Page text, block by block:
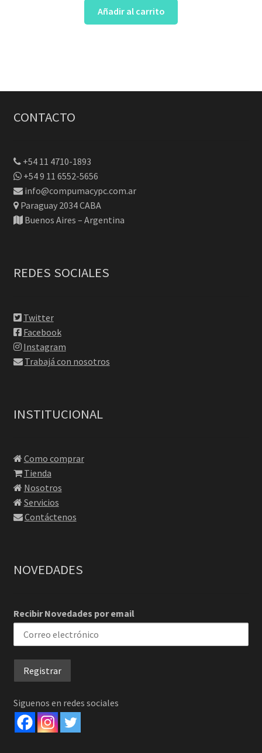
Añadir al carrito
CONTACTO
+54 11 4710-1893
+54 9 11 6552-5656
info@compumacypc.com.ar
Paraguay 2034 CABA
Buenos Aires – Argentina
REDES SOCIALES
Twitter
Facebook
Instagram
Trabajá con nosotros
INSTITUCIONAL
Como comprar
Tienda
Nosotros
Servicios
Contáctenos
NOVEDADES
Recibir Novedades por email
Siguenos en redes sociales